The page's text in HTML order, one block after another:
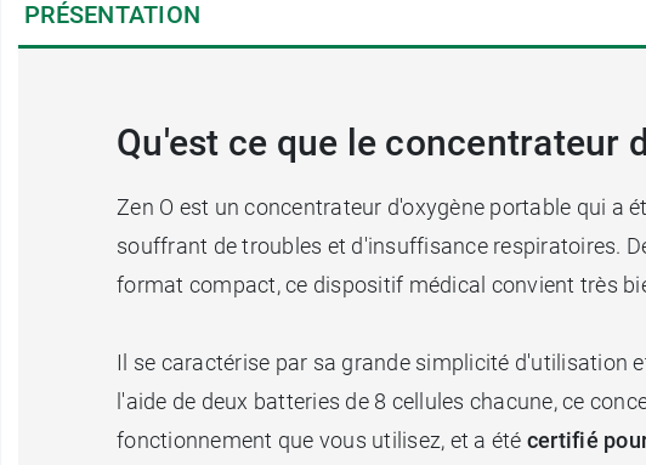
PRÉSENTATION
Qu'est ce que le concentrateur
Zen O est un concentrateur d'oxygène portable qui a
souffrant de troubles et d'insuffisance respiratoires.
format compact, ce dispositif médical convient très
Il se caractérise par sa grande simplicité d'utilisation
l'aide de deux batteries de 8 cellules chacune, ce
fonctionnement que vous utilisez, et a été certifié